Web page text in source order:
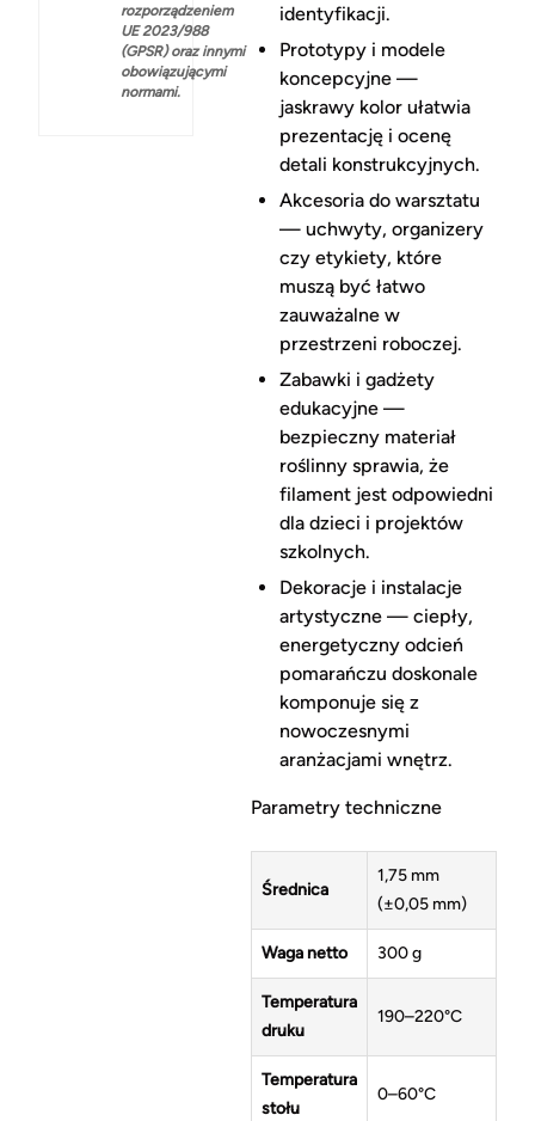
rozporządzeniem
UE 2023/988
(GPSR) oraz innymi
obowiązującymi
normami.
identyfikacji.
Prototypy i modele
koncepcyjne —
jaskrawy kolor ułatwia
prezentację i ocenę
detali konstrukcyjnych.
Akcesoria do warsztatu
— uchwyty, organizery
czy etykiety, które
muszą być łatwo
zauważalne w
przestrzeni roboczej.
Zabawki i gadżety
edukacyjne —
bezpieczny materiał
roślinny sprawia, że
filament jest odpowiedni
dla dzieci i projektów
szkolnych.
Dekoracje i instalacje
artystyczne — ciepły,
energetyczny odcień
pomarańczu doskonale
komponuje się z
nowoczesnymi
aranżacjami wnętrz.
Parametry techniczne
Średnica
1,75 mm
(±0,05 mm)
Waga netto 300 g
Temperatura
druku
190–220°C
Temperatura
stołu
0–60°C